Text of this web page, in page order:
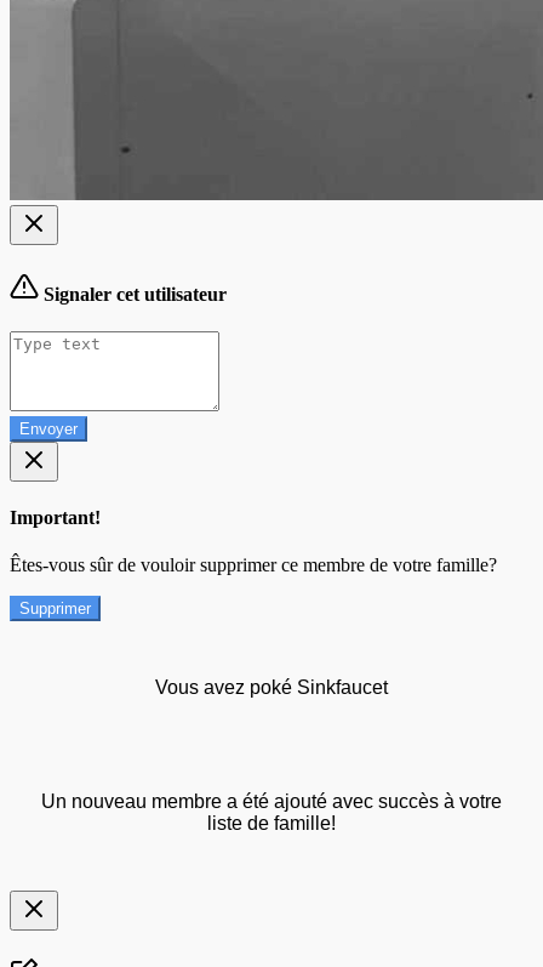
Signaler cet utilisateur
Envoyer
Important!
Êtes-vous sûr de vouloir supprimer ce membre de votre famille?
Supprimer
Vous avez poké Sinkfaucet
Un nouveau membre a été ajouté avec succès à votre
liste de famille!